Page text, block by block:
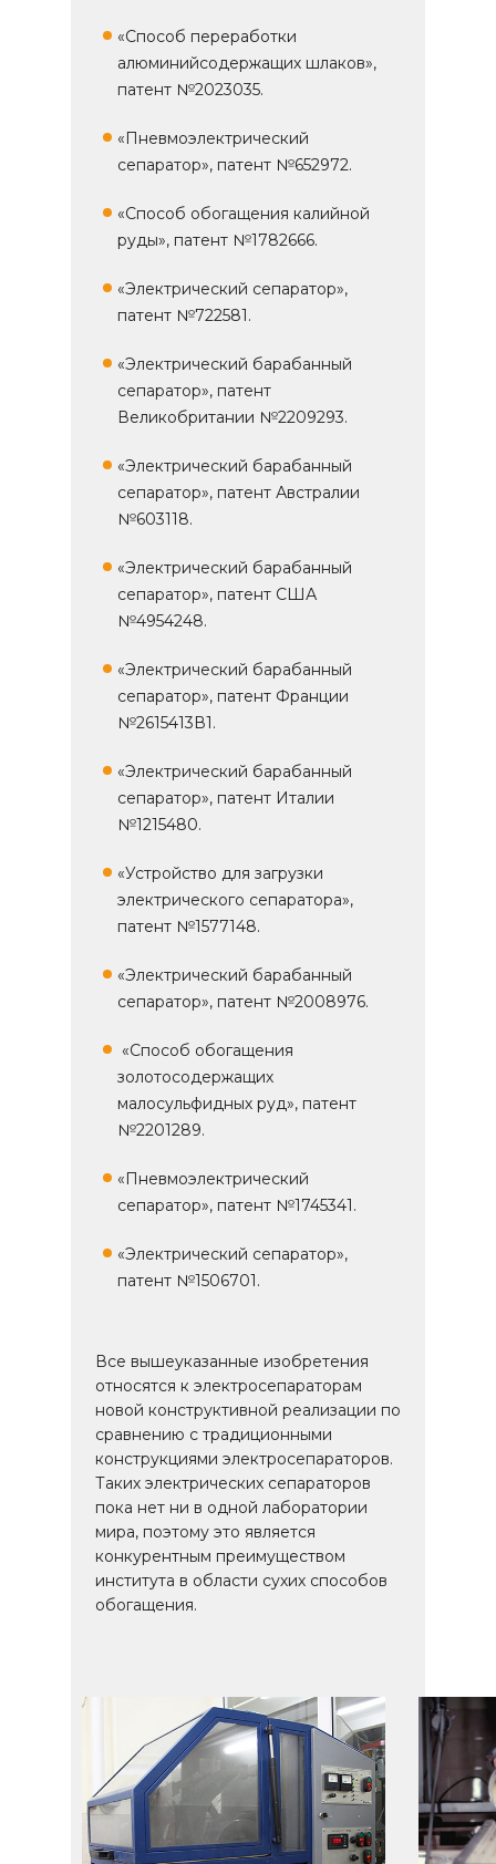
«Способ переработки
алюминийсодержащих шлаков»,
патент №2023035.
«Пневмоэлектрический
сепаратор», патент №652972.
«Способ обогащения калийной
руды», патент №1782666.
«Электрический сепаратор»,
патент №722581.
«Электрический барабанный
сепаратор», патент
Великобритании №2209293.
«Электрический барабанный
сепаратор», патент Австралии
№603118.
«Электрический барабанный
сепаратор», патент США
№4954248.
«Электрический барабанный
сепаратор», патент Франции
№2615413В1.
«Электрический барабанный
сепаратор», патент Италии
№1215480.
«Устройство для загрузки
электрического сепаратора»,
патент №1577148.
«Электрический барабанный
сепаратор», патент №2008976.
«Способ обогащения
золотосодержащих
малосульфидных руд», патент
№2201289.
«Пневмоэлектрический
сепаратор», патент №1745341.
«Электрический сепаратор»,
патент №1506701.
Все вышеуказанные изобретения
относятся к электросепараторам
новой конструктивной реализации по
сравнению с традиционными
конструкциями электросепараторов.
Таких электрических сепараторов
пока нет ни в одной лаборатории
мира, поэтому это является
конкурентным преимуществом
института в области сухих способов
обогащения.